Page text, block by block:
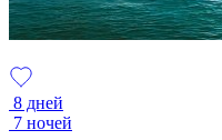
8 дней
7 ночей